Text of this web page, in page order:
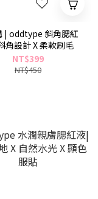
| oddtype 斜角腮紅
角設計 X 柔軟刷毛
NT$399
NT$450